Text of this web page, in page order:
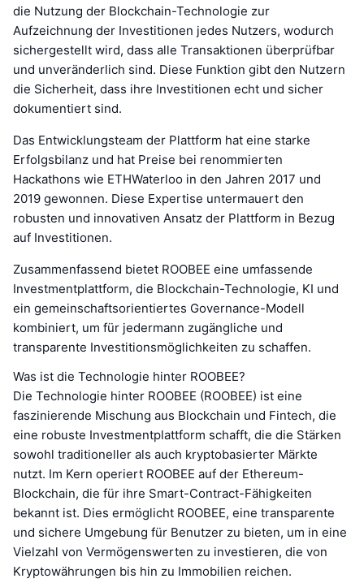
die Nutzung der Blockchain-Technologie zur
Aufzeichnung der Investitionen jedes Nutzers, wodurch
sichergestellt wird, dass alle Transaktionen überprüfbar
und unveränderlich sind. Diese Funktion gibt den Nutzern
die Sicherheit, dass ihre Investitionen echt und sicher
dokumentiert sind.
Das Entwicklungsteam der Plattform hat eine starke
Erfolgsbilanz und hat Preise bei renommierten
Hackathons wie ETHWaterloo in den Jahren 2017 und
2019 gewonnen. Diese Expertise untermauert den
robusten und innovativen Ansatz der Plattform in Bezug
auf Investitionen.
Zusammenfassend bietet ROOBEE eine umfassende
Investmentplattform, die Blockchain-Technologie, KI und
ein gemeinschaftsorientiertes Governance-Modell
kombiniert, um für jedermann zugängliche und
transparente Investitionsmöglichkeiten zu schaffen.
Was ist die Technologie hinter ROOBEE?
Die Technologie hinter ROOBEE (ROOBEE) ist eine
faszinierende Mischung aus Blockchain und Fintech, die
eine robuste Investmentplattform schafft, die die Stärken
sowohl traditioneller als auch kryptobasierter Märkte
nutzt. Im Kern operiert ROOBEE auf der Ethereum-
Blockchain, die für ihre Smart-Contract-Fähigkeiten
bekannt ist. Dies ermöglicht ROOBEE, eine transparente
und sichere Umgebung für Benutzer zu bieten, um in eine
Vielzahl von Vermögenswerten zu investieren, die von
Kryptowährungen bis hin zu Immobilien reichen.